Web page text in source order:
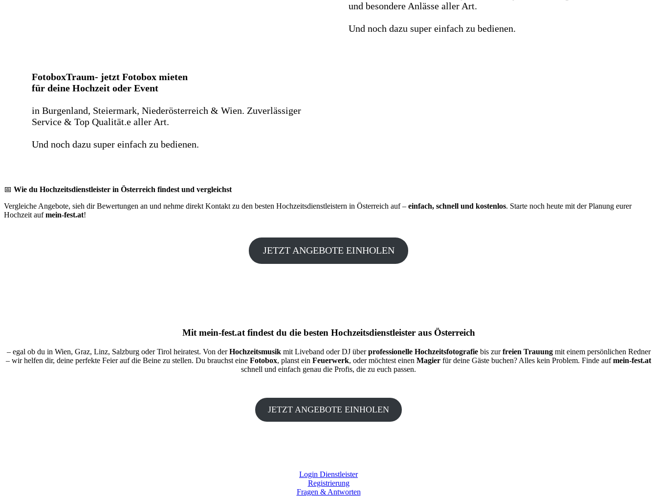
und besondere Anlässe aller Art.
Und noch dazu super einfach zu bedienen.
FotoboxTraum- jetzt Fotobox mieten
für deine Hochzeit oder Event
in Burgenland, Steiermark, Niederösterreich & Wien. Zuverlässiger
Service & Top Qualität.e aller Art.
Und noch dazu super einfach zu bedienen.
📅 Wie du Hochzeitsdienstleister in Österreich findest und vergleichst
Vergleiche Angebote, sieh dir Bewertungen an und nehme direkt Kontakt zu den besten Hochzeitsdienstleistern in Österreich auf – einfach, schnell und kostenlos. Starte noch heute mit der Planung eurer
Hochzeit aufmein-fest.at!
JETZT ANGEBOTE EINHOLEN
Mitmein-fest.atfindest du die besten Hochzeitsdienstleister aus Österreich
– egal ob du in Wien, Graz, Linz, Salzburg oder Tirol heiratest. Von derHochzeitsmusikmit Liveband oder DJ überprofessionelle Hochzeitsfotografiebis zurfreien Trauungmit einem persönlichen Redner
– wir helfen dir, deine perfekte Feier auf die Beine zu stellen. Du brauchst eine Fotobox, planst ein Feuerwerk, oder möchtest einen Magier für deine Gäste buchen? Alles kein Problem. Finde aufmein-fest.at
schnell und einfach genau die Profis, die zu euch passen.
JETZT ANGEBOTE EINHOLEN
Login Dienstleister
Registrierung
Fragen & Antworten